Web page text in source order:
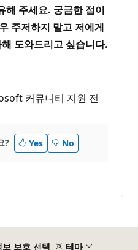
해 주세요. 궁금한 점이
주저하지 말고 저에게
도와드리고 싶습니다.
커뮤니티 지원 전
? Yes No
보호 선택 테마